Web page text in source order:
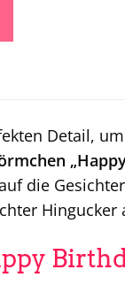
Detail,
die
Hingucker